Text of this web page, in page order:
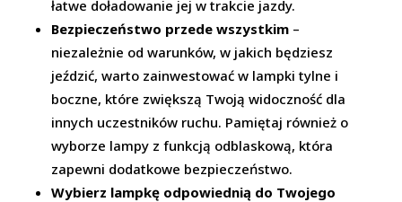
łatwe doładowanie jej w trakcie jazdy.
Bezpieczeństwo przede wszystkim –
niezależnie od warunków, w jakich będziesz
jeździć, warto zainwestować w lampki tylne i
boczne, które zwiększą Twoją widoczność dla
innych uczestników ruchu. Pamiętaj również o
wyborze lampy z funkcją odblaskową, która
zapewni dodatkowe bezpieczeństwo.
Wybierz lampkę odpowiednią do Twojego